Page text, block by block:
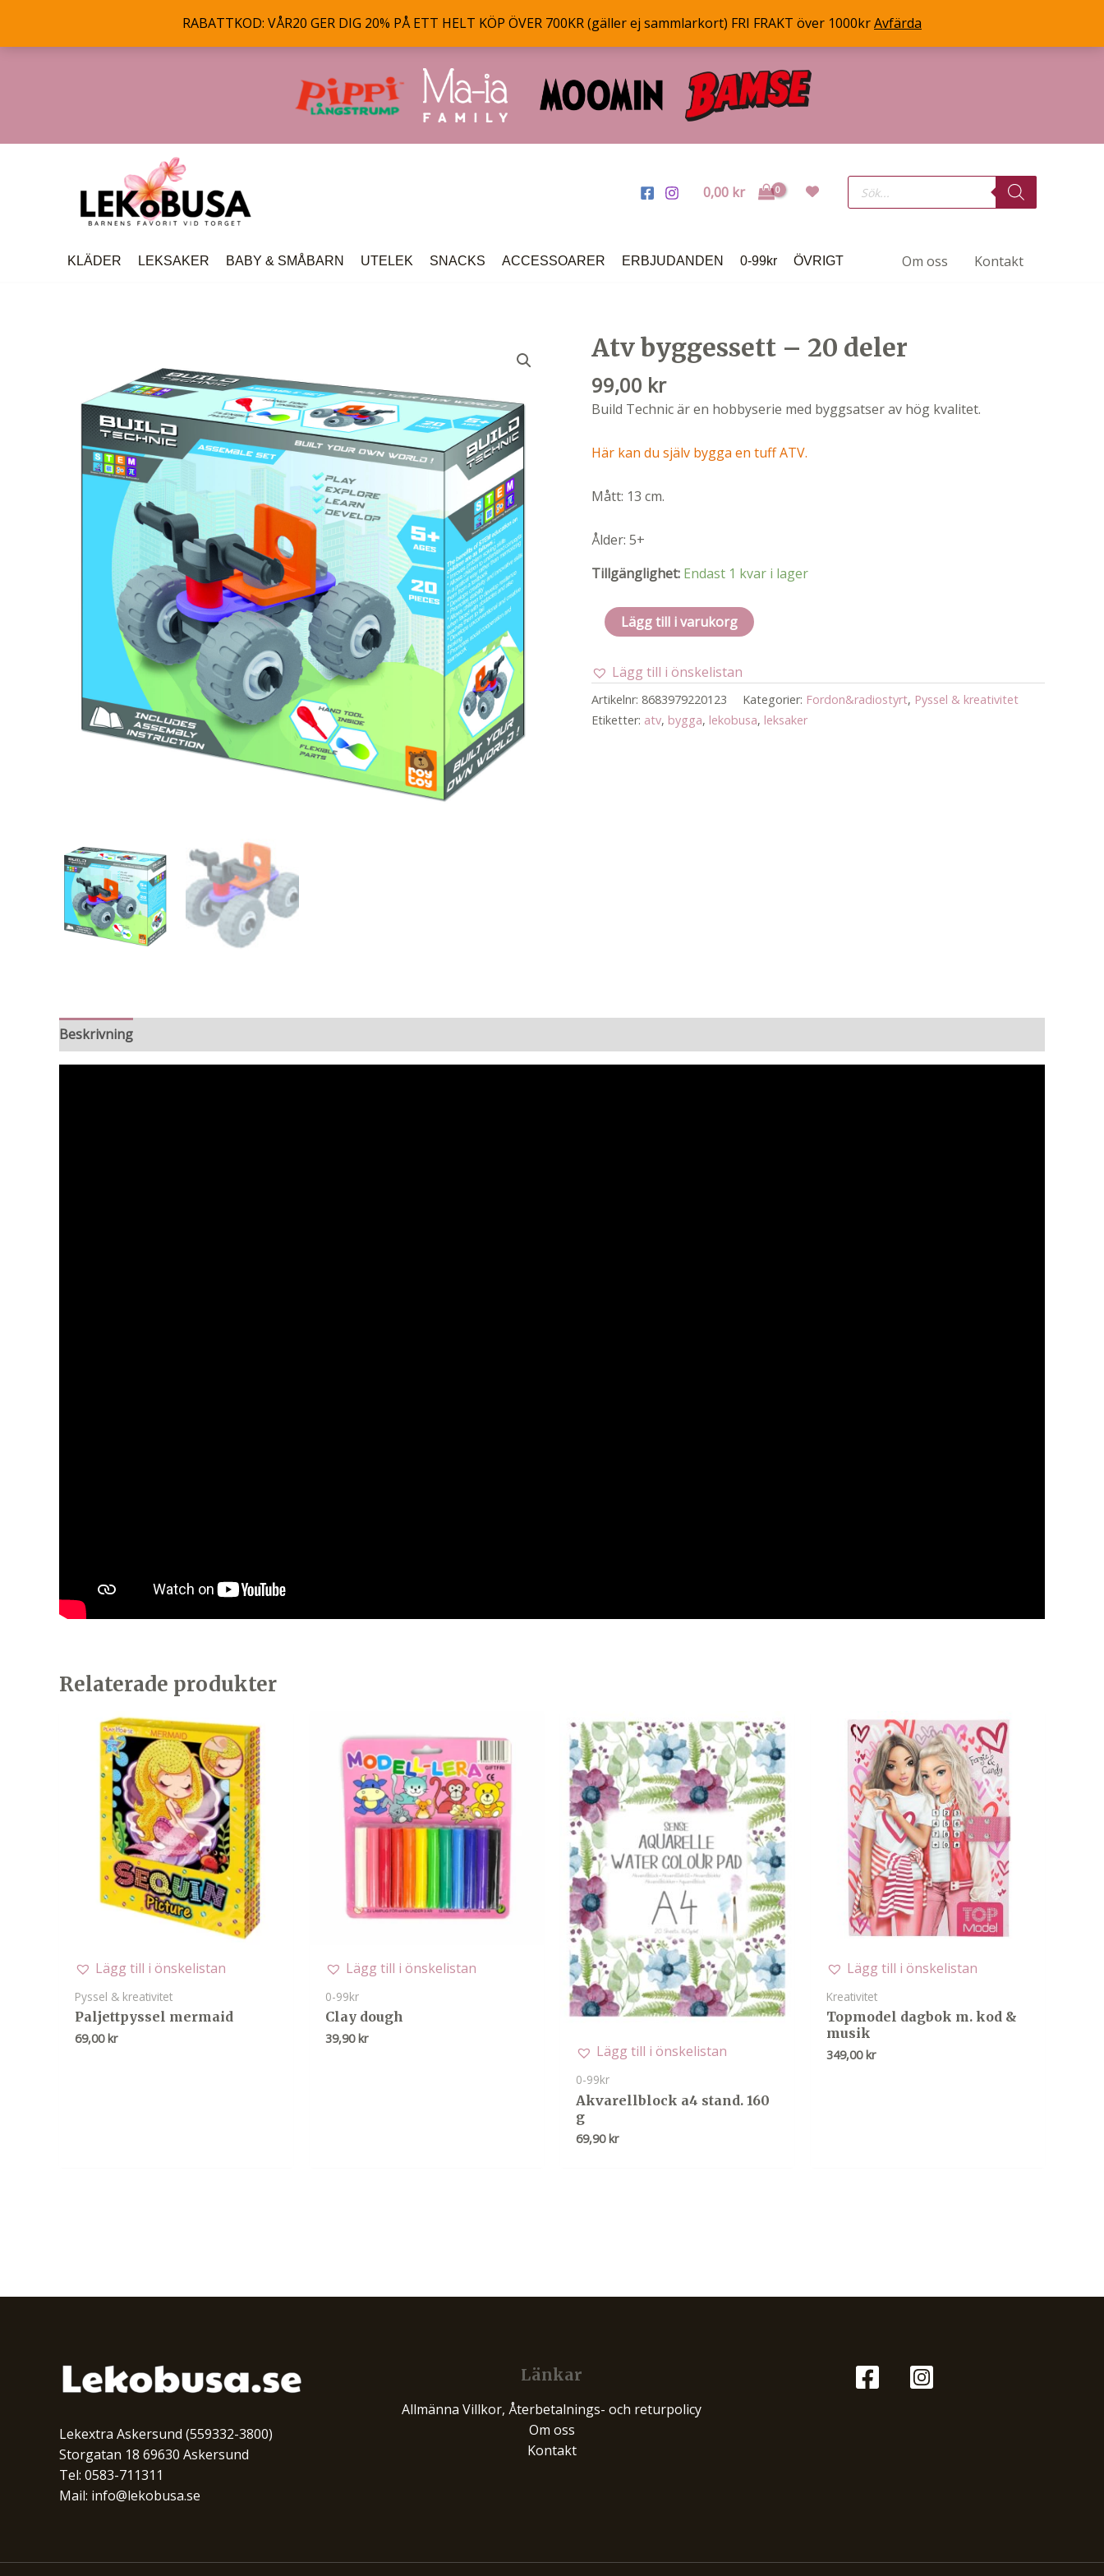
RABATTKOD: VÅR20 GER DIG 20% PÅ ETT HELT KÖP ÖVER 700KR (gäller ej sammlarkort) FRI FRAKT över 1000krAvfärda
0,00 kr
Products
search
KLÄDER LEKSAKER BABY & SMÅBARN UTELEK SNACKS ACCESSOARER ERBJUDANDEN 0-99kr ÖVRIGT Om oss Kontakt
Atv byggessett – 20 deler
99,00 kr
Build Technic är en hobbyserie med byggsatser av hög kvalitet.
Här kan du själv bygga en tuff ATV.
Mått: 13 cm.
Ålder: 5+
Tillgänglighet: Endast 1 kvar i lager
Atv
byggessett
20
deler
mängd
Lägg till i varukorg
Lägg till i önskelistan
Artikelnr: 8683979220123 Kategorier: Fordon&radiostyrt, Pyssel & kreativitet
Etiketter: atv, bygga, lekobusa, leksaker
Beskrivning
Relaterade produkter
Lägg till i önskelistan
Pyssel & kreativitet
Paljettpyssel mermaid
69,00 kr
Lägg till i önskelistan
0-99kr
Clay dough
39,90 kr
Lägg till i önskelistan
0-99kr
Akvarellblock a4 stand. 160
g
69,90kr
Lägg till i önskelistan
Kreativitet
Topmodel dagbok m. kod &
musik
349,00 kr
Lekextra Askersund (559332-3800)
Storgatan 18 69630 Askersund
Tel: 0583-711311
Mail: info@lekobusa.se
Länkar
Allmänna Villkor, Återbetalnings- och returpolicy
Om oss
Kontakt